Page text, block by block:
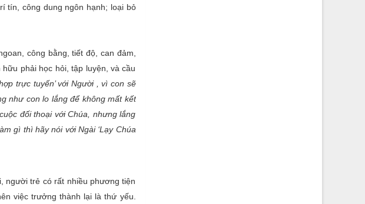
tín, công dung ngôn hạnh; loại bỏ
công bằng, tiết độ, can đảm,
phải học hỏi, tập luyện, và cầu
trực tuyến’ với Người , vì con sẽ
như con lo lắng để không mất kết
đối thoại với Chúa, nhưng lắng
gì thì hãy nói với Ngài ‘Lạy Chúa
người trẻ có rất nhiều phương tiện
việc trưởng thành lại là thứ yếu.